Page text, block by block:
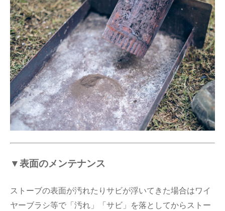
▼表面のメンテナンス
ストーブの表面が汚れたりサビが浮いてきた場合はワイ
ヤーブラシ等で「汚れ」「サビ」を落としてからストー